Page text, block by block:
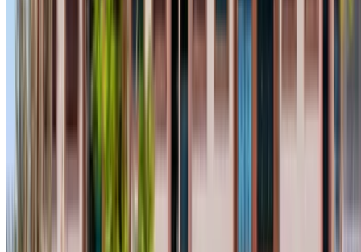
internacional de Agadir, Agadir
internacional de Agadir, Agadir